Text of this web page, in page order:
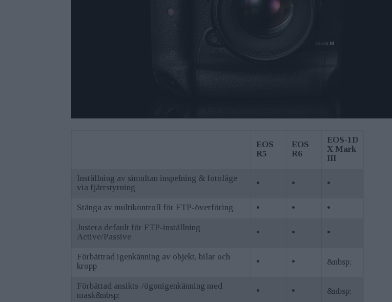
EOS
R5
EOS
R6
EOS-1D
X Mark
III
Inställning av simultan inspelning & fotoläge
via fjärrstyrning
• • •
Stänga av multikontroll för FTP-överföring • • •
Justera default för FTP-inställning
Active/Passive
• • •
Förbättrad igenkänning av objekt, bilar och
kropp
• • &nbsp;
Förbättad ansikts-/ögonigenkänning med
mask&nbsp;
• • &nbsp;